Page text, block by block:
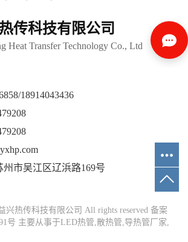
传科技有限公司
Heat Transfer Technology Co., Ltd
18914043436
市吴江区辽浜路169号
兴热传科技有限公司 All rights reserved 备案
号 主要从事于LED热管,散热管,导热管厂家,